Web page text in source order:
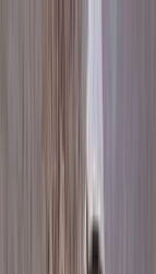
Обратный звонок